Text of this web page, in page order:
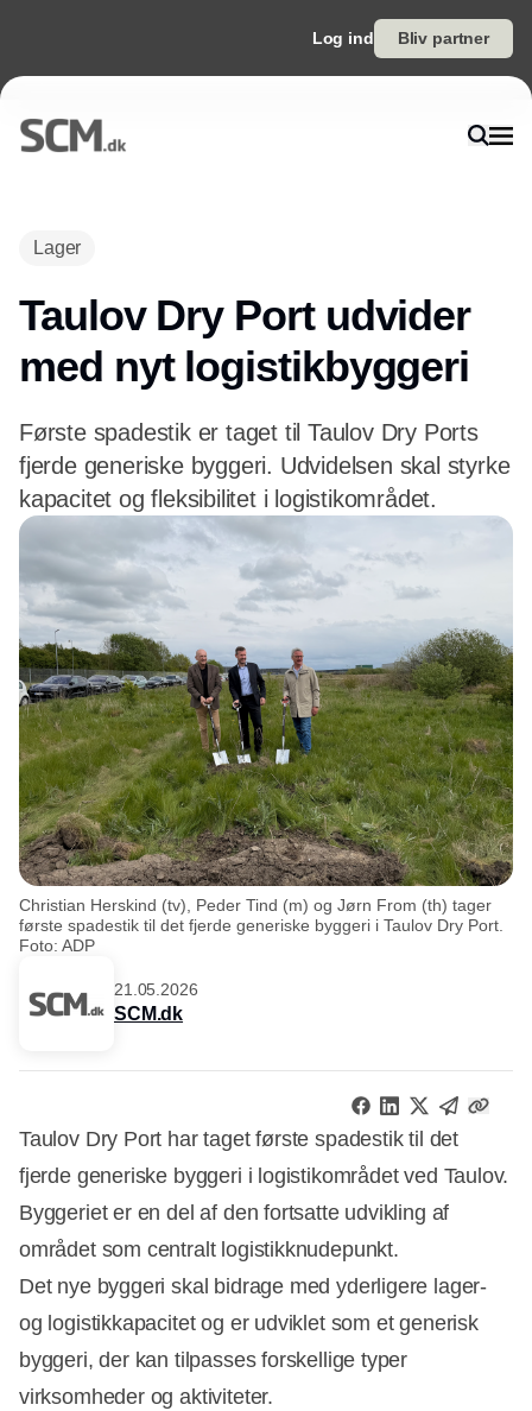
Log ind Bliv partner
Lager
Taulov Dry Port udvider
med nyt logistikbyggeri
Første spadestik er taget til Taulov Dry Ports
fjerde generiske byggeri. Udvidelsen skal styrke
kapacitet og fleksibilitet i logistikområdet.
Christian Herskind (tv), Peder Tind (m) og Jørn From (th) tager
første spadestik til det fjerde generiske byggeri i Taulov Dry Port.
Foto: ADP
21.05.2026
SCM.dk
Taulov Dry Port har taget første spadestik til det
fjerde generiske byggeri i logistikområdet ved Taulov.
Byggeriet er en del af den fortsatte udvikling af
området som centralt logistikknudepunkt.
Det nye byggeri skal bidrage med yderligere lager-
og logistikkapacitet og er udviklet som et generisk
byggeri, der kan tilpasses forskellige typer
virksomheder og aktiviteter.